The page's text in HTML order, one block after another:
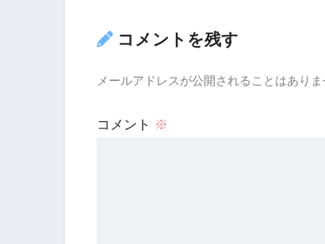
コメントを残す
メールアドレスが公開されることはありま
コメント ※